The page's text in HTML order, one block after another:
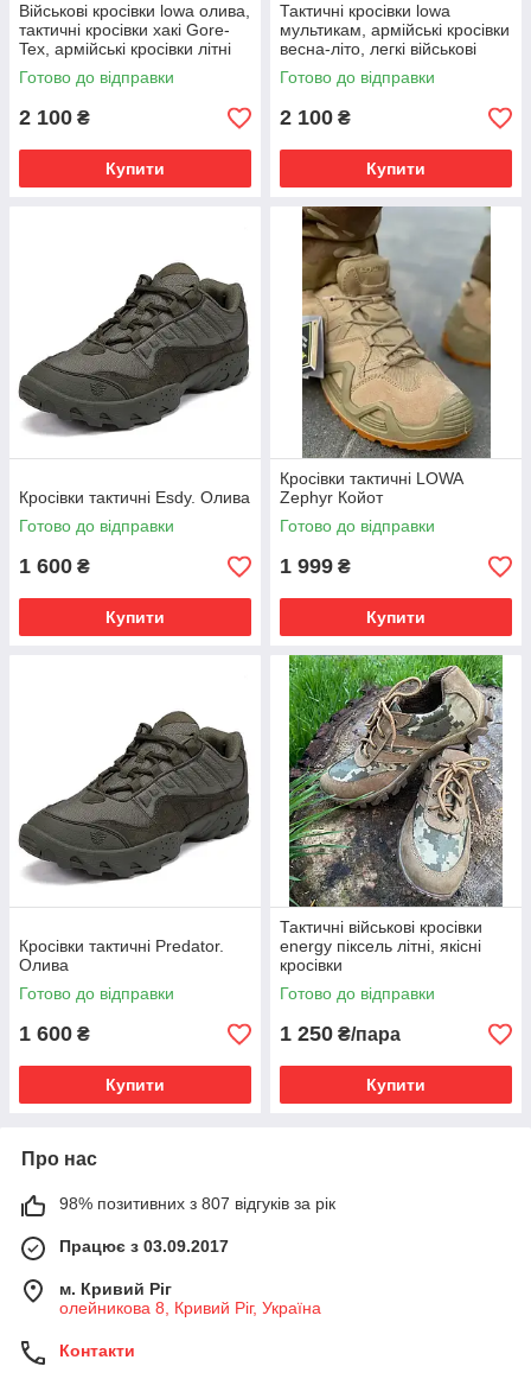
Військові кросівки lowa олива,
тактичні кросівки хакі Gore-
Tex, армійські кросівки літні
ссу
Готово до відправки
2 100 ₴
Купити
Тактичні кросівки lowa
мультикам, армійські кросівки
весна-літо, легкі військові
кросівки зсу
Готово до відправки
2 100 ₴
Купити
Кросівки тактичні Esdy. Олива
Готово до відправки
1 600 ₴
Купити
Кросівки тактичні LOWA
Zephyr Койот
Готово до відправки
1 999 ₴
Купити
Кросівки тактичні Predator.
Олива
Готово до відправки
1 600 ₴
Купити
Тактичні військові кросівки
energy піксель літні, якісні
кросівки
Готово до відправки
1 250 ₴/пара
Купити
Про нас
98% позитивних з 807 відгуків за рік
Працює з 03.09.2017
м. Кривий Ріг
олейникова 8, Кривий Ріг, Україна
Контакти